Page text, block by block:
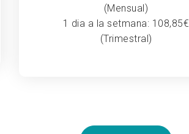
(Mensual)
1 dia a la setmana: 108,85€
(Trimestral)